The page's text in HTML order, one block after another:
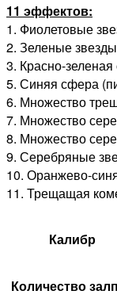
11 эффектов:
1. Фиолетовые
2. Зеленые
3. Красно-
5. Синяя сфера
6. Множество
7. Множество
8. Множество
9. Серебряные
10. Оранжево-
11. Трещащая
Калибр
Количество